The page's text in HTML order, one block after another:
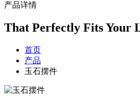
产品详情
That Perfectly Fits Your
首页
产品
玉石摆件